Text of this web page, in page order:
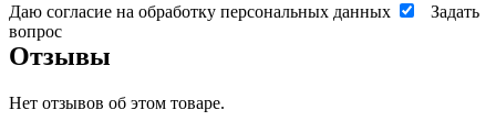
Даю согласие на обработку персональных данных
Задать
вопрос
Отзывы
Нет отзывов об этом товаре.